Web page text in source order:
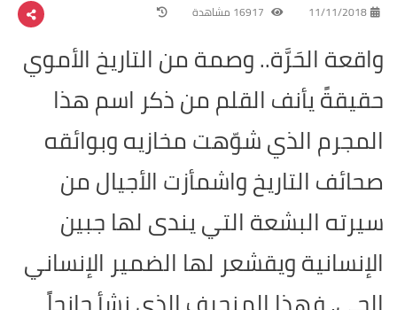
11/11/2018
واقعة الحَرَّة.. وصمة من التاريخ الأموي
حقيقةً يأنف القلم من ذكر اسم هذا
المجرم الذي شوّهت مخازيه وبوائقه
صحائف التاريخ واشمأزت الأجيال من
سيرته البشعة التي يندى لها جبين
الإنسانية ويقشعر لها الضمير الإنساني